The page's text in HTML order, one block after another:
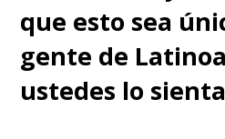
que esto sea
gente de
ustedes lo